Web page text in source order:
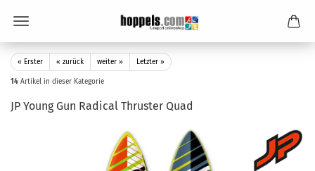
« Erster « zurück weiter » Letzter »
14 Artikel in dieser Kategorie
JP Young Gun Radical Thruster Quad